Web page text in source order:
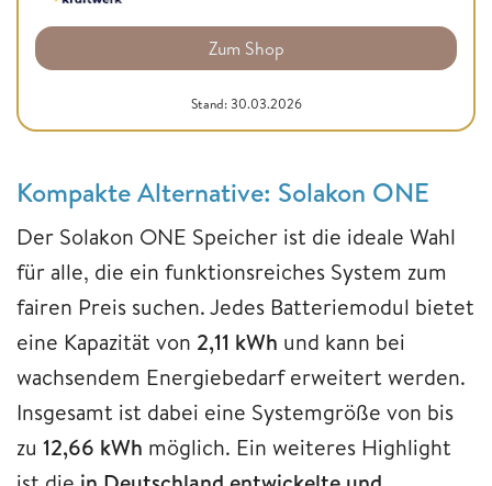
Zum Shop
Stand: 30.03.2026
Kompakte Alternative: Solakon ONE
Der Solakon ONE Speicher ist die ideale Wahl
für alle, die ein funktionsreiches System zum
fairen Preis suchen. Jedes Batteriemodul bietet
eine Kapazität von 2,11 kWh und kann bei
wachsendem Energiebedarf erweitert werden.
Insgesamt ist dabei eine Systemgröße von bis
zu 12,66 kWh möglich. Ein weiteres Highlight